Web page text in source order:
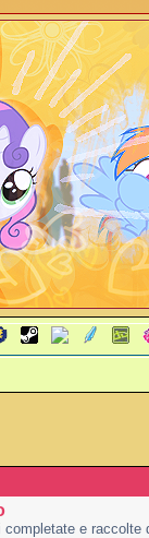
completate e raccolte